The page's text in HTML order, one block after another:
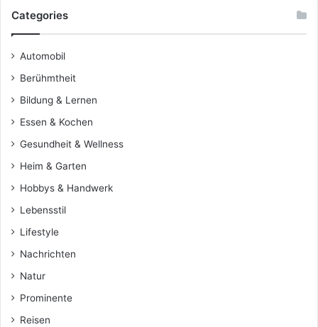
Categories
Automobil
Berühmtheit
Bildung & Lernen
Essen & Kochen
Gesundheit & Wellness
Heim & Garten
Hobbys & Handwerk
Lebensstil
Lifestyle
Nachrichten
Natur
Prominente
Reisen